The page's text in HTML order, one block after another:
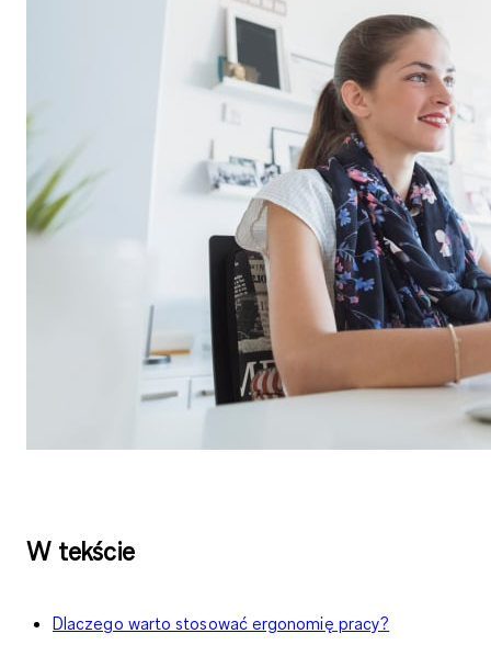
W tekście
Dlaczego warto stosować ergonomię pracy?